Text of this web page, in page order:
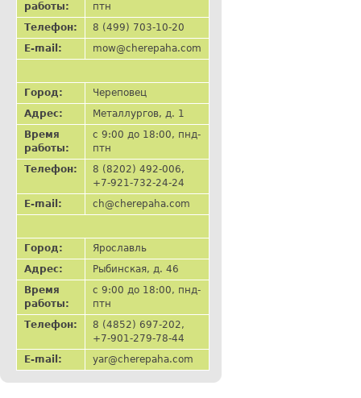
работы:
птн
Телефон:
8 (499) 703-10-20
E-mail:
mow@cherepaha.com
Город:
Череповец
Адрес:
Металлургов, д. 1
Время
работы:
с 9:00 до 18:00, пнд-
птн
Телефон:
8 (8202) 492-006,
+7-921-732-24-24
E-mail:
ch@cherepaha.com
Город:
Ярославль
Адрес:
Рыбинская, д. 46
Время
работы:
с 9:00 до 18:00, пнд-
птн
Телефон:
8 (4852) 697-202,
+7-901-279-78-44
E-mail:
yar@cherepaha.com